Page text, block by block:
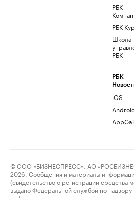
РБК
РБК
Школа
РБК
РБК
iOS
© ООО «БИЗНЕСПРЕСС», АО
2026. Сообщения и материалы
(свидетельство о регистрации средства
выдано Федеральной службой по надзору